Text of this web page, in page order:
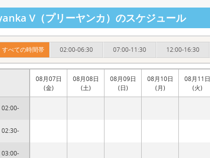
V（プリーヤンカ）のスケジュール
すべての時間帯 02:00-06:30 07:00-11:30 12:00-16:30
02:00-
02:30-
03:00-
08月07日
(金)
08月08日
(土)
08月09日
(日)
08月10日
(月)
08月11日
(火)